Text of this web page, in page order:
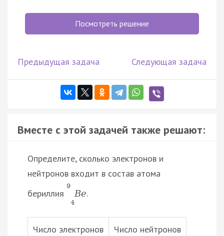
Посмотреть решение
Предыдущая задача Следующая задача
Вместе с этой задачей также решают:
Определите, сколько электронов и
нейтронов входит в состав атома
бериллия
9
4
Be.
Число электронов Число нейтронов